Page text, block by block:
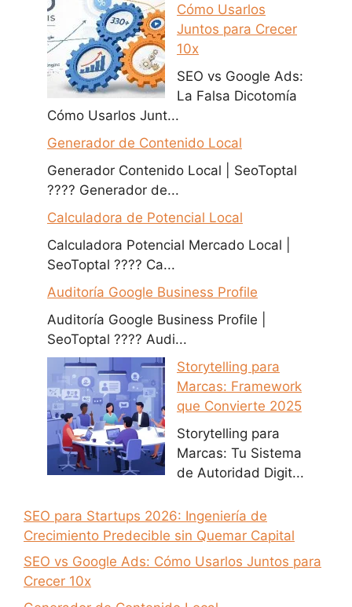
Cómo Usarlos
Juntos para Crecer
10x
SEO vs Google Ads:
La Falsa Dicotomía
Cómo Usarlos Junt...
Generador de Contenido Local
Generador Contenido Local | SeoToptal
???? Generador de...
Calculadora de Potencial Local
Calculadora Potencial Mercado Local |
SeoToptal ???? Ca...
Auditoría Google Business Profile
Auditoría Google Business Profile |
SeoToptal ???? Audi...
Storytelling para
Marcas: Framework
que Convierte 2025
Storytelling para
Marcas: Tu Sistema
de Autoridad Digit...
SEO para Startups 2026: Ingeniería de
Crecimiento Predecible sin Quemar Capital
SEO vs Google Ads: Cómo Usarlos Juntos para
Crecer 10x